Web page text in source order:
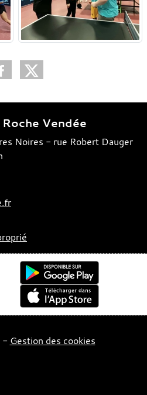
Vendée
Noires - rue Robert Dauger
Gestion des cookies